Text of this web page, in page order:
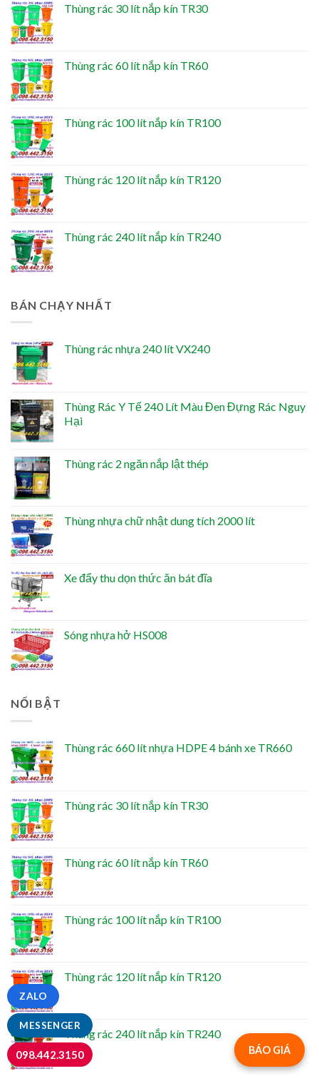
Thùng rác 30 lít nắp kín TR30
Thùng rác 60 lít nắp kín TR60
Thùng rác 100 lít nắp kín TR100
Thùng rác 120 lít nắp kín TR120
Thùng rác 240 lít nắp kín TR240
BÁN CHẠY NHẤT
Thùng rác nhựa 240 lít VX240
Thùng Rác Y Tế 240 Lít Màu Đen Đựng Rác Nguy
Hại
Thùng rác 2 ngăn nắp lật thép
Thùng nhựa chữ nhật dung tích 2000 lít
Xe đẩy thu dọn thức ăn bát đĩa
Sóng nhựa hở HS008
NỔI BẬT
Thùng rác 660 lít nhựa HDPE 4 bánh xe TR660
Thùng rác 30 lít nắp kín TR30
Thùng rác 60 lít nắp kín TR60
Thùng rác 100 lít nắp kín TR100
Thùng rác 120 lít nắp kín TR120
Thùng rác 240 lít nắp kín TR240
BÁO GIÁ
MESSENGER
ZALO
098.442.3150